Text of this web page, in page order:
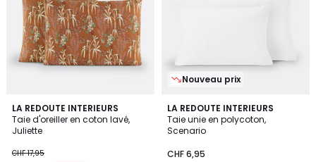
LA REDOUTE INTERIEURS
Taie d'oreiller en coton lavé,
Juliette
CHF 17,95
Nouveau prix
LA REDOUTE INTERIEURS
Taie unie en polycoton,
Scenario
CHF 6,95
4,2
/ 5
12
Couleurs